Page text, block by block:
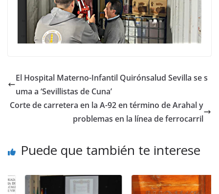
El Hospital Materno-Infantil Quirónsalud Sevilla se s
uma a ‘Sevillistas de Cuna’
Corte de carretera en la A-92 en término de Arahal y
problemas en la línea de ferrocarril
Puede que también te interese